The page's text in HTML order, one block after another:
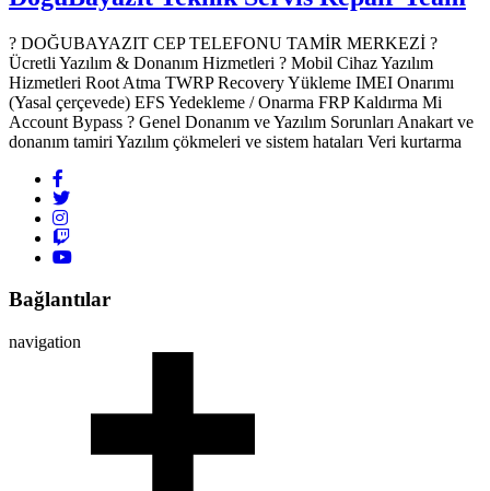
? DOĞUBAYAZIT CEP TELEFONU TAMİR MERKEZİ ?️
Ücretli Yazılım & Donanım Hizmetleri ? Mobil Cihaz Yazılım
Hizmetleri Root Atma TWRP Recovery Yükleme IMEI Onarımı
(Yasal çerçevede) EFS Yedekleme / Onarma FRP Kaldırma Mi
Account Bypass ? Genel Donanım ve Yazılım Sorunları Anakart ve
donanım tamiri Yazılım çökmeleri ve sistem hataları Veri kurtarma
Bağlantılar
navigation